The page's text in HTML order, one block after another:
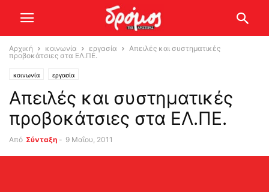
Αρχική κοινωνία εργασία
Απειλές και συστηματικές
προβοκάτσιες στα ΕΛ.ΠΕ.
κοινωνία εργασία
Απειλές και συστηματικές
προβοκάτσιες στα ΕΛ.ΠΕ.
Από Σύνταξη - 9 Μαΐου, 2011